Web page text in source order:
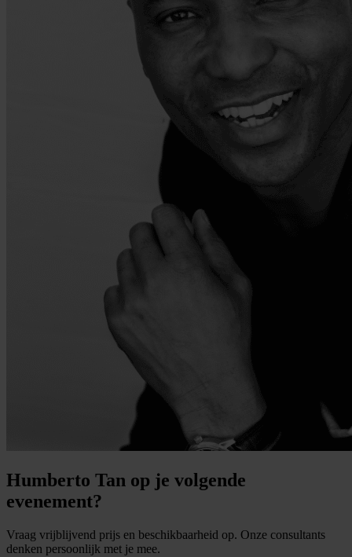
Humberto Tan op je volgende
evenement?
Vraag vrijblijvend prijs en beschikbaarheid op. Onze consultants
denken persoonlijk met je mee.